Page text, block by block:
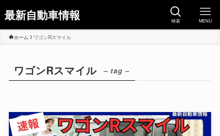
最新自動車情報 検索 MENU
ホーム ワゴンRスマイル
ワゴンRスマイル – tag –